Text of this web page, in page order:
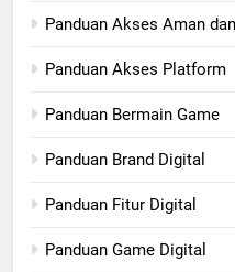
Panduan Akses Aman
Panduan Akses Platform
Panduan Bermain Game
Panduan Brand Digital
Panduan Fitur Digital
Panduan Game Digital